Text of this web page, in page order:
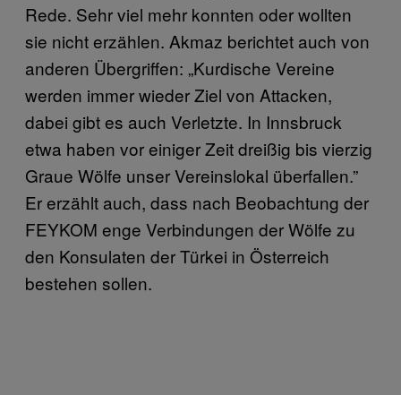
Rede. Sehr viel mehr konnten oder wollten
sie nicht erzählen. Akmaz berichtet auch von
anderen Übergriffen: „Kurdische Vereine
werden immer wieder Ziel von Attacken,
dabei gibt es auch Verletzte. In Innsbruck
etwa haben vor einiger Zeit dreißig bis vierzig
Graue Wölfe unser Vereinslokal überfallen.”
Er erzählt auch, dass nach Beobachtung der
FEYKOM enge Verbindungen der Wölfe zu
den Konsulaten der Türkei in Österreich
bestehen sollen.